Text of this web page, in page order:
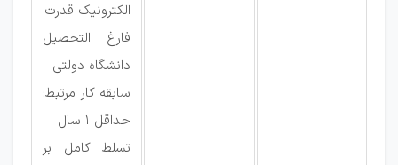
الکترونیک قدرت
فارغ التحصیل
دانشگاه دولتی
سابقه کار مرتبط:
حداقل 1 سال
تسلط کامل بر